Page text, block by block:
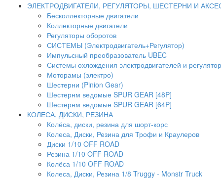
ЭЛЕКТРОДВИГАТЕЛИ, РЕГУЛЯТОРЫ, ШЕСТЕРНИ И
Бесколлекторные двигатели
Коллекторные двигатели
Регуляторы оборотов
СИСТЕМЫ (Электродвигатель+Регулятор)
Импульсный преобразователь UBEC
Системы охлождения электродвигателей и
Моторамы (электро)
Шестерни (Pinion Gear)
Шестернм ведомые SPUR GEAR [48P]
Шестернм ведомые SPUR GEAR [64P]
КОЛЕСА, ДИСКИ, РЕЗИНА
Колёса, диски, резина для шорт-корс
Колеса, Диски, Резина для Трофи и Краулеров
Диски 1/10 OFF ROAD
Резина 1/10 OFF ROAD
Колёса 1/10 OFF ROAD
Колеса, Диски, Резина 1/8 Truggy - Monstr Truck